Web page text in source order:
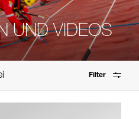
UND VIDEOS
Filter